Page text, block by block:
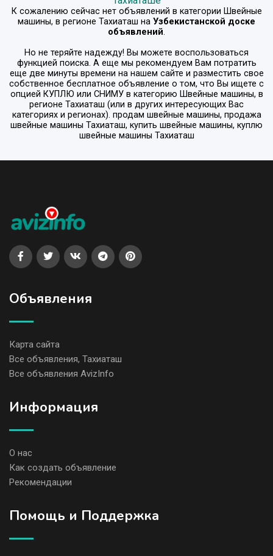
К сожалению сейчас нет объявлений в категории Швейные
машины, в регионе Тахиаташ на Узбекистанской доске
объявлений.
Но не теряйте надежду! Вы можете воспользоваться
функцией поиска. А еще мы рекомендуем Вам потратить
еще две минуты времени на нашем сайте и разместить свое
собственное бесплатное объявление о том, что Вы ищете с
опцией КУПЛЮ или СНИМУв категорию Швейные машины, в
регионе Тахиаташ (или в других интересующих Вас
категориях и регионах). продам швейные машины, продажа
швейные машины Тахиаташ, купить швейные машины, куплю
швейные машины Тахиаташ
Объявления
Карта сайта
Все объявления, Тахиаташ
Все объявления AvizInfo
Информация
О нас
Как создать объявление
Рекомендации
Помощь и Поддержка